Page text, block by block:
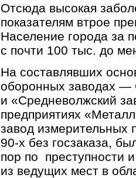
Отсюда высокая
показателям втрое
Население города за
с почти 100 тыс. до
На составлявших
оборонных заводах
и «Средневолжский
предприятиях
завод измерительных
90-х без госзаказа,
пор по преступности
из ведущих мест в